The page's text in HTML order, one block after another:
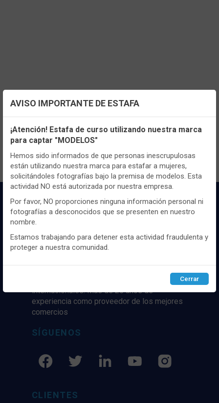
TENEMOS MUCHOS MÁS !
Registrateaquípara poder ver todo el
contenido y los precios.
internacionales. Más de 25 años de
experiencia como proveedor de los mejores
comercios
SÍGUENOS
CLIENTES
Configuración de cookies
Utilizamos cookies propias y de terceros, de sesión o
persistentes, para hacer funcionar de manera segura nuestra
página web y personalizar su contenido.
Igualmente, utilizamos cookies para medir y obtener datos de
la navegación que realizas y para ajustar el contenido a tus
gustos y preferencias.
Puedesconfigurary aceptar el uso de cookies a tu gusto.
Para obtener más información visita nuestra
cookies.
Configurar Rechazar ACEPTAR
AVISO IMPORTANTE DE ESTAFA
¡Atención! Estafa de curso utilizando nuestra marca
para captar "MODELOS"
Hemos sido informados de que personas inescrupulosas
están utilizando nuestra marca para estafar a mujeres,
solicitándoles fotografías bajo la premisa de modelos. Esta
actividad NO está autorizada por nuestra empresa.
Por favor, NO proporciones ninguna información personal ni
fotografías a desconocidos que se presenten en nuestro
nombre.
Estamos trabajando para detener esta actividad fraudulenta y
proteger a nuestra comunidad.
Cerrar